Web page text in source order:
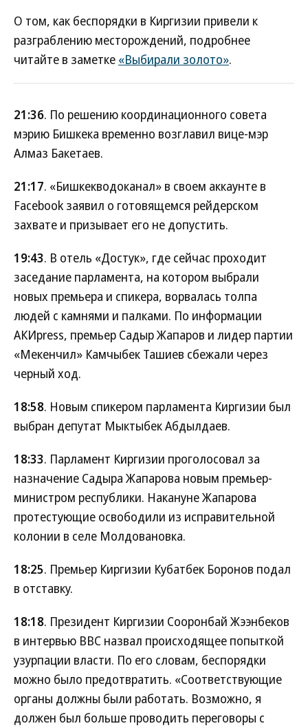
О том, как беспорядки в Киргизии привели к
разграблению месторождений, подробнее
читайте в заметке «Выбирали золото».
21:36. По решению координационного совета
мэрию Бишкека временно возглавил вице-мэр
Алмаз Бакетаев.
21:17. «Бишкекводоканал» в своем аккаунте в
Facebook заявил о готовящемся рейдерском
захвате и призывает его не допустить.
19:43. В отель «Достук», где сейчас проходит
заседание парламента, на котором выбрали
новых премьера и спикера, ворвалась толпа
людей с камнями и палками. По информации
АКИpress, премьер Садыр Жапаров и лидер партии
«Мекенчил» Камчыбек Ташиев сбежали через
черный ход.
18:58. Новым спикером парламента Киргизии был
выбран депутат Мыктыбек Абдылдаев.
18:33. Парламент Киргизии проголосовал за
назначение Садыра Жапарова новым премьер-
министром республики. Накануне Жапарова
протестующие освободили из исправительной
колонии в селе Молдовановка.
18:25. Премьер Киргизии Кубатбек Боронов подал
в отставку.
18:18. Президент Киргизии Сооронбай Жээнбеков
в интервью ВВС назвал происходящее попыткой
узурпации власти. По его словам, беспорядки
можно было предотвратить. «Соответствующие
органы должны были работать. Возможно, я
должен был больше проводить переговоры с